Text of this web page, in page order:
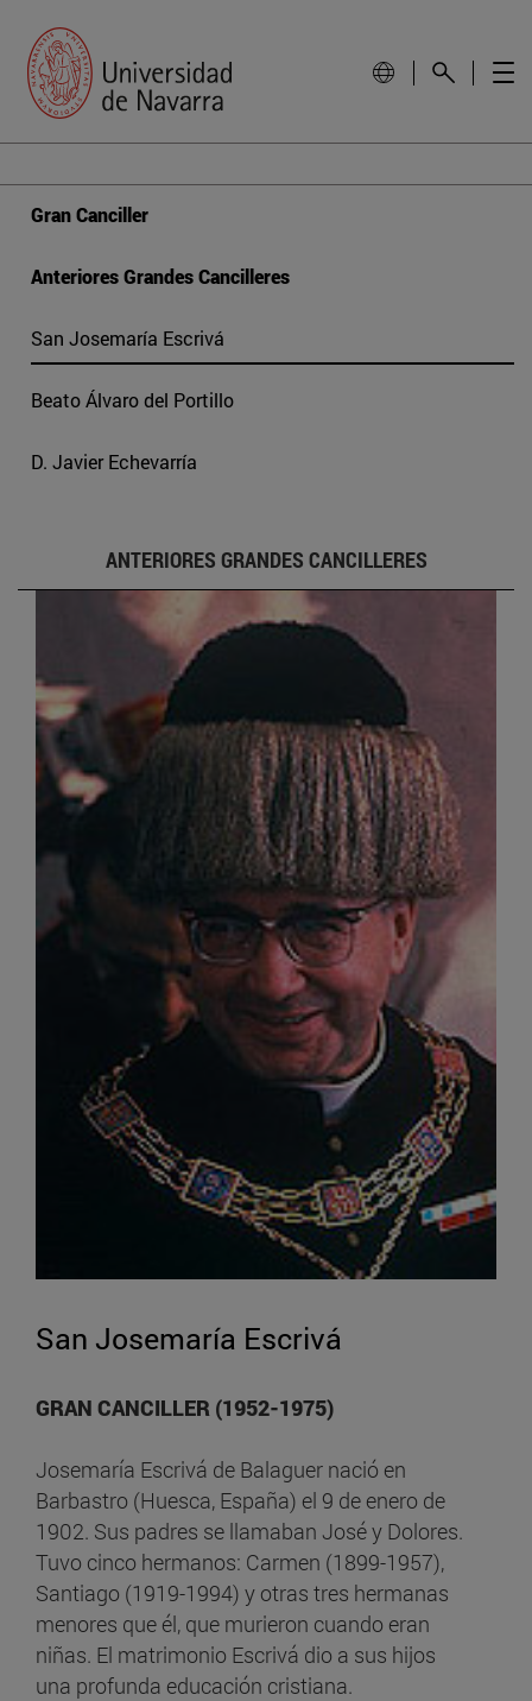
Gran Canciller
Anteriores Grandes Cancilleres
San Josemaría Escrivá
Beato Álvaro del Portillo
D. Javier Echevarría
ANTERIORES GRANDES CANCILLERES
San Josemaría Escrivá
GRAN CANCILLER (1952-1975)
Josemaría Escrivá de Balaguer nació en
Barbastro (Huesca, España) el 9 de enero de
1902. Sus padres se llamaban José y Dolores.
Tuvo cinco hermanos: Carmen (1899-1957),
Santiago (1919-1994) y otras tres hermanas
menores que él, que murieron cuando eran
niñas. El matrimonio Escrivá dio a sus hijos
una profunda educación cristiana.